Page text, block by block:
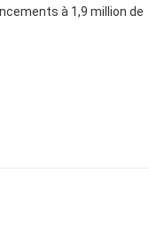
à 1,9 million de